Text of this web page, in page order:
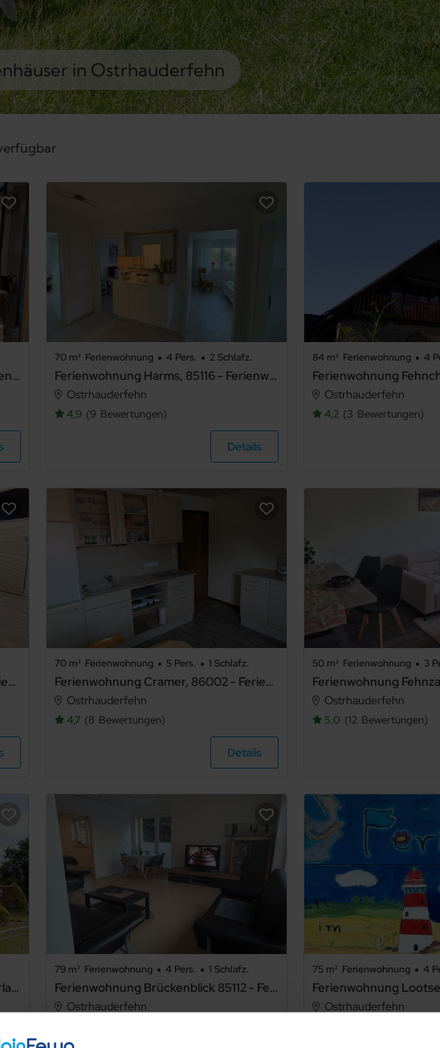
in Ostrhauderfehn
Ferienwohnung Noeska 85020 - Ferienwohnung Noeska
70 m² Ferienwohnung 4 Pers. 2 Schlafz.
Ferienwohnung Harms, 85116 - Ferienwohnung Harms
Ostrhauderfehn
4,9 9 Bewertungen
Details
84 m² Ferienwohnung 4
Ostrhauderfehn
4,2 3 Bewertungen
Ferienwohnung Cramer, 86002 - Ferienwohnung Cramer Erdgeschoss
70 m² Ferienwohnung 5 Pers. 1 Schlafz.
Ferienwohnung Cramer, 86002 - Ferienwohnung Cramer Obergeschoss
Ostrhauderfehn
4,7 8 Bewertungen
Details
50 m² Ferienwohnung 3
Ostrhauderfehn
5,0 12 Bewertungen
Ferienwohnung Petri Heil - Nur für Urlaubsgäste, 85059 - Ferienwohnung Petri Heil
79 m² Ferienwohnung 4 Pers. 1 Schlafz.
Ferienwohnung Brückenblick 85112 - Ferienwohnung Brückenblick
Ostrhauderfehn
75 m² Ferienwohnung 4
Ostrhauderfehn